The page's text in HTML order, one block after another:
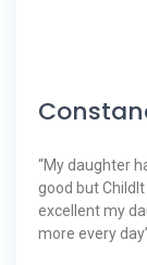
“My daughter
good but
excellent my
more every